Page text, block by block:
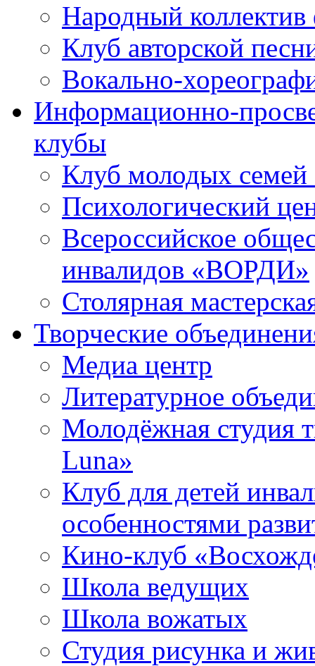
Народный коллектив
Клуб авторской
Вокально-
Информационно-
клубы
Клуб молодых
Психологический
Всероссийское
инвалидов «ВОРДИ»
Столярная
Творческие
Медиа центр
Литературное
Молодёжная студия
Luna»
Клуб для детей
особенностями
Кино-клуб
Школа ведущих
Школа вожатых
Студия рисунка и